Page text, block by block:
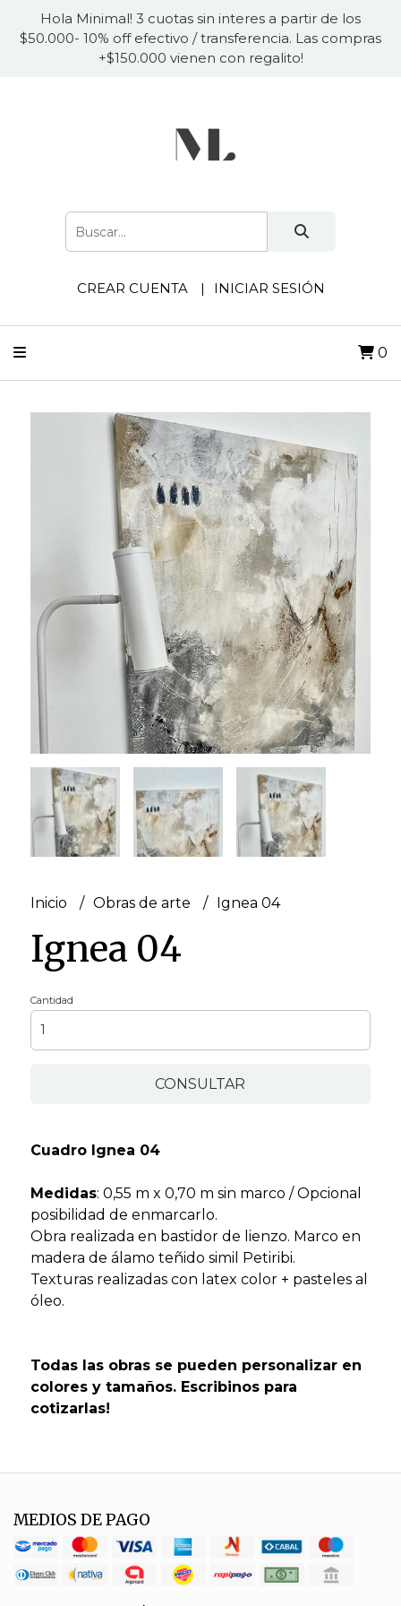
Hola Minimal! 3 cuotas sin interes a partir de los
$50.000- 10% off efectivo / transferencia. Las compras
+$150.000 vienen con regalito!
CREAR CUENTA INICIAR SESIÓN
0
Inicio Obras de arte Ignea 04
Ignea 04
Cantidad
CONSULTAR
Cuadro Ignea 04
Medidas: 0,55 m x 0,70 m sin marco / Opcional
posibilidad de enmarcarlo.
Obra realizada en bastidor de lienzo. Marco en
madera de álamo teñido simil Petiribi.
Texturas realizadas con latex color + pasteles al
óleo.
Todas las obras se pueden personalizar en
colores y tamaños. Escribinos para
cotizarlas!
MEDIOS DE PAGO